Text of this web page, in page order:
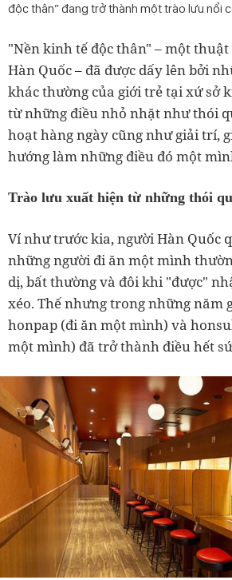
độc thân” đang trở thành một trào lưu nổi
"Nền kinh tế độc thân" – một
Hàn Quốc – đã được dấy lên bởi
khác thường của giới trẻ tại xứ sở
từ những điều nhỏ nhặt như thói
hoạt hàng ngày cũng như giải trí,
hướng làm những điều đó một
Trào lưu xuất hiện từ những thói
Ví như trước kia, người Hàn Quốc
những người đi ăn một mình
dị, bất thường và đôi khi "được"
xéo. Thế nhưng trong những năm
honpap (đi ăn một mình) và
một mình) đã trở thành điều hết